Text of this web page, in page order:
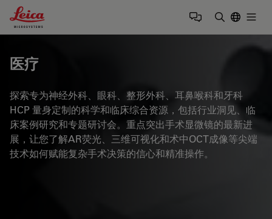
Leica Microsystems Logo
医疗
探索专为神经外科、眼科、整形外科、耳鼻喉科和牙科
HCP 量身定制的科学和临床综合资源，包括行业洞见、临
床案例研究和专题研讨会。重点突出手术显微镜的最新进
展，让您了解AR荧光、三维可视化和术中OCT成像等尖端
技术如何赋能复杂手术决策的信心和精准操作。